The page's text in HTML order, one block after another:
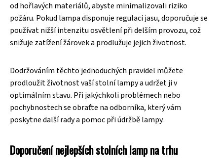
od hořlavých materiálů, abyste minimalizovali riziko
požáru. Pokud lampa disponuje regulací jasu, doporučuje se
používat nižší intenzitu osvětlení při delším provozu, což
snižuje zatížení žárovek a prodlužuje jejich životnost.
Dodržováním těchto jednoduchých pravidel můžete
prodloužit životnost vaší stolní lampy a udržet ji v
optimálním stavu. Při jakýchkoli problémech nebo
pochybnostech se obraťte na odborníka, který vám
poskytne další rady a pomoc při údržbě lampy.
Doporučení nejlepších stolních lamp na trhu